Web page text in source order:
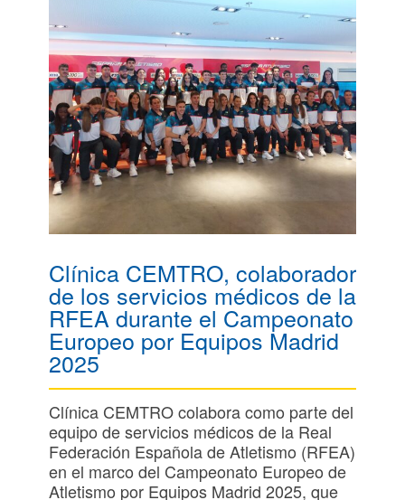
Clínica CEMTRO, colaborador
de los servicios médicos de la
RFEA durante el Campeonato
Europeo por Equipos Madrid
2025
Clínica CEMTRO colabora como parte del
equipo de servicios médicos de la Real
Federación Española de Atletismo (RFEA)
en el marco del Campeonato Europeo de
Atletismo por Equipos Madrid 2025, que